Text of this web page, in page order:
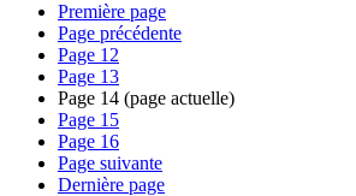
Première page
Page précédente
Page 12
Page 13
Page 14 (page actuelle)
Page 15
Page 16
Page suivante
Dernière page